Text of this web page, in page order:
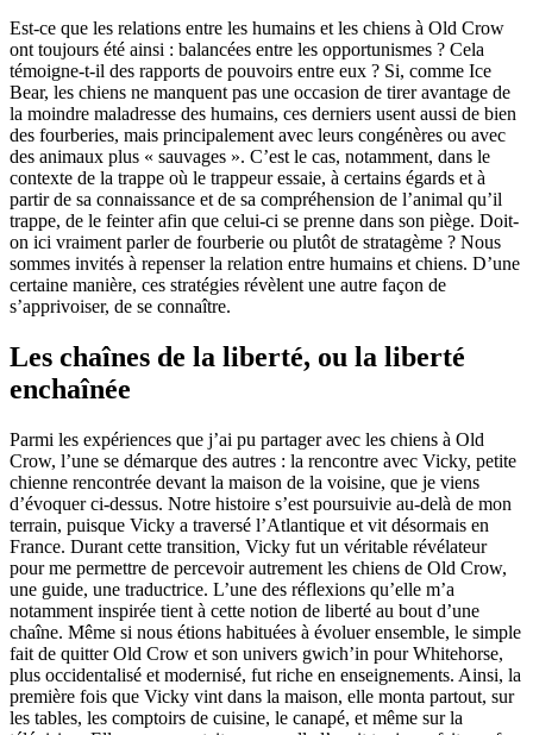
Est-ce que les relations entre les humains et les chiens à Old Crow
ont toujours été ainsi : balancées entre les opportunismes ? Cela
témoigne-t-il des rapports de pouvoirs entre eux ? Si, comme Ice
Bear, les chiens ne manquent pas une occasion de tirer avantage de
la moindre maladresse des humains, ces derniers usent aussi de bien
des fourberies, mais principalement avec leurs congénères ou avec
des animaux plus « sauvages ». C’est le cas, notamment, dans le
contexte de la trappe où le trappeur essaie, à certains égards et à
partir de sa connaissance et de sa compréhension de l’animal qu’il
trappe, de le feinter afin que celui-ci se prenne dans son piège. Doit-
on ici vraiment parler de fourberie ou plutôt de stratagème ? Nous
sommes invités à repenser la relation entre humains et chiens. D’une
certaine manière, ces stratégies révèlent une autre façon de
s’apprivoiser, de se connaître.
Les chaînes de la liberté, ou la liberté
enchaînée
Parmi les expériences que j’ai pu partager avec les chiens à Old
Crow, l’une se démarque des autres : la rencontre avec Vicky, petite
chienne rencontrée devant la maison de la voisine, que je viens
d’évoquer ci-dessus. Notre histoire s’est poursuivie au-delà de mon
terrain, puisque Vicky a traversé l’Atlantique et vit désormais en
France. Durant cette transition, Vicky fut un véritable révélateur
pour me permettre de percevoir autrement les chiens de Old Crow,
une guide, une traductrice. L’une des réflexions qu’elle m’a
notamment inspirée tient à cette notion de liberté au bout d’une
chaîne. Même si nous étions habituées à évoluer ensemble, le simple
fait de quitter Old Crow et son univers gwich’in pour Whitehorse,
plus occidentalisé et modernisé, fut riche en enseignements. Ainsi, la
première fois que Vicky vint dans la maison, elle monta partout, sur
les tables, les comptoirs de cuisine, le canapé, et même sur la